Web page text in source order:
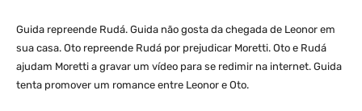
Guida repreende Rudá. Guida não gosta da chegada de Leonor em
sua casa. Oto repreende Rudá por prejudicar Moretti. Oto e Rudá
ajudam Moretti a gravar um vídeo para se redimir na internet. Guida
tenta promover um romance entre Leonor e Oto.